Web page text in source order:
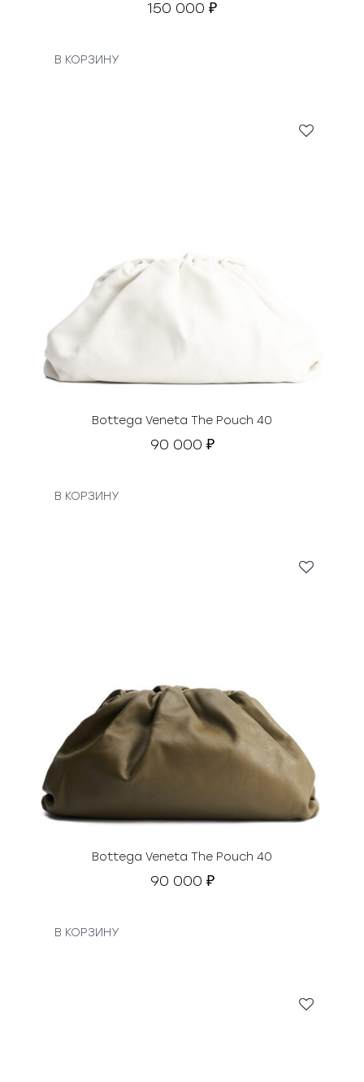
150 000 ₽
В КОРЗИНУ
Bottega Veneta The Pouch 40
90 000 ₽
В КОРЗИНУ
Bottega Veneta The Pouch 40
90 000 ₽
В КОРЗИНУ